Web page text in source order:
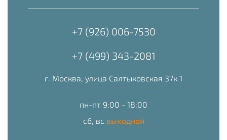
+7 (926) 006-7530
+7 (499) 343-2081
г. Москва, улица Салтыковская 37к 1
пн-пт 9:00 - 18:00
сб, вс выходной